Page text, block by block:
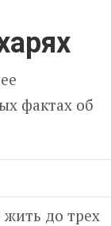
фактах об
до трех